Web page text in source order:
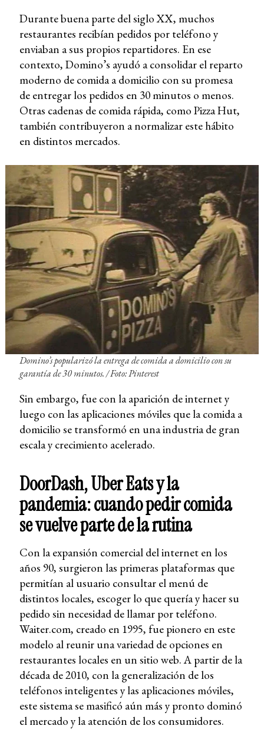
Durante buena parte del siglo XX, muchos
restaurantes recibían pedidos por teléfono y
enviaban a sus propios repartidores. En ese
contexto, Domino’s ayudó a consolidar el reparto
moderno de comida a domicilio con su promesa
de entregar los pedidos en 30 minutos o menos.
Otras cadenas de comida rápida, como Pizza Hut,
también contribuyeron a normalizar este hábito
en distintos mercados.
Domino’s popularizó la entrega de comida a domicilio con su
garantía de 30 minutos. / Foto: Pinterest
Sin embargo, fue con la aparición de internet y
luego con las aplicaciones móviles que la comida a
domicilio se transformó en una industria de gran
escala y crecimiento acelerado.
DoorDash, Uber Eats y la
pandemia: cuando pedir comida
se vuelve parte de la rutina
Con la expansión comercial del internet en los
años 90, surgieron las primeras plataformas que
permitían al usuario consultar el menú de
distintos locales, escoger lo que quería y hacer su
pedido sin necesidad de llamar por teléfono.
Waiter.com, creado en 1995, fue pionero en este
modelo al reunir una variedad de opciones en
restaurantes locales en un sitio web. A partir de la
década de 2010, con la generalización de los
teléfonos inteligentes y las aplicaciones móviles,
este sistema se masificó aún más y pronto dominó
el mercado y la atención de los consumidores.